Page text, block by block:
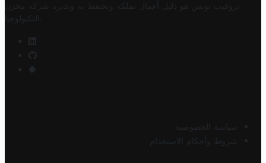
تروفيت تونس هو دليل أعمال تملكه وتحتفظ به وتديره
شركة مخزن
التكنولوجيا
سياسة الخصوصية
شروط وأحكام الاستخدام